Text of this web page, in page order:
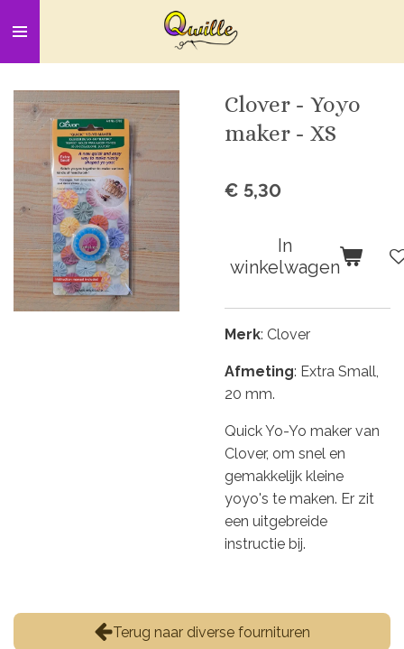
direct
naar
de
hoofdinhoud
Clover - Yoyo
maker - XS
€ 5,30
In
winkelwagen
Merk: Clover
Afmeting: Extra Small,
20 mm.
Quick Yo-Yo maker van
Clover, om snel en
gemakkelijk kleine
yoyo's te maken. Er zit
een uitgebreide
instructie bij.
Terug naar diverse fournituren